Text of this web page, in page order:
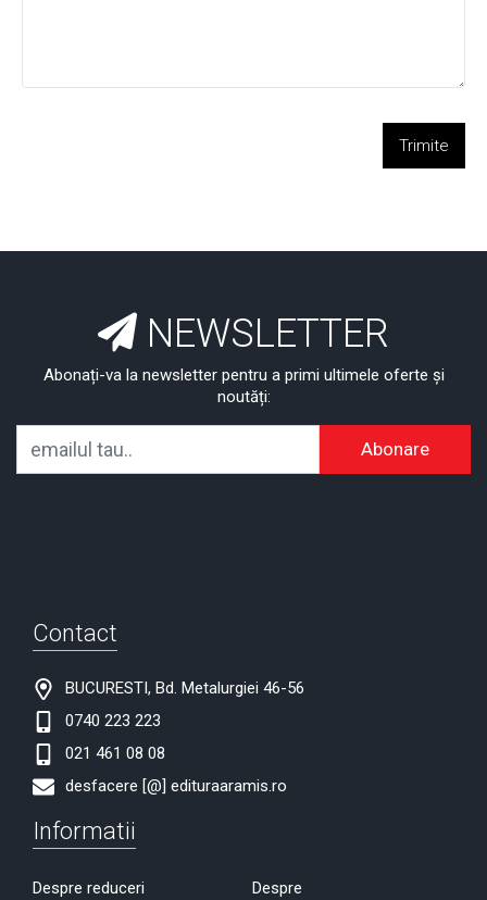
Trimite
NEWSLETTER
Abonați-va la newsletter pentru a primi ultimele oferte și
noutăți:
Abonare
Contact
BUCURESTI, Bd. Metalurgiei 46-56
0740 223 223
021 461 08 08
desfacere [@] edituraaramis.ro
Informatii
Despre reduceri
Despre